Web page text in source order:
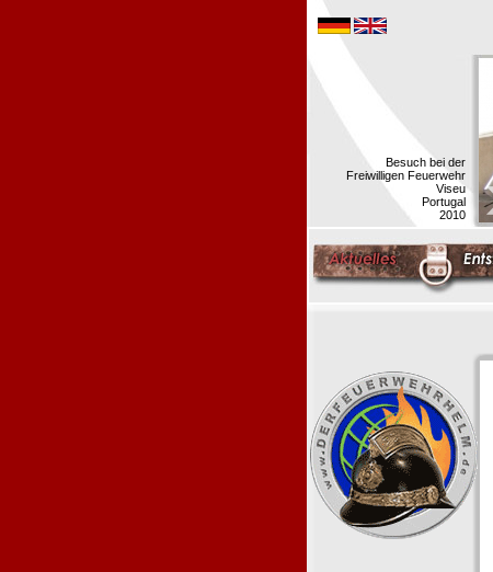
Besuch bei der
Freiwilligen Feuerwehr
Viseu
Portugal
2010